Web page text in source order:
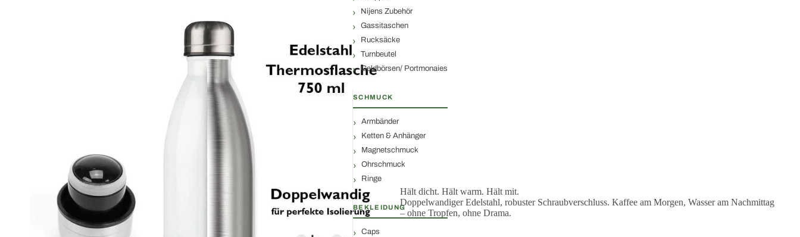
Nijens Zubehör
Gassitaschen
Rucksäcke
Turnbeutel
Geldbörsen/ Portmonaies
SCHMUCK
Armbänder
Ketten & Anhänger
Magnetschmuck
Ohrschmuck
Ringe
BEKLEIDUNG
Caps
Hält dicht. Hält warm. Hält mit.
Doppelwandiger Edelstahl, robuster Schraubverschluss. Kaffee am Morgen, Wasser am Nachmittag
– ohne Tropfen, ohne Drama.